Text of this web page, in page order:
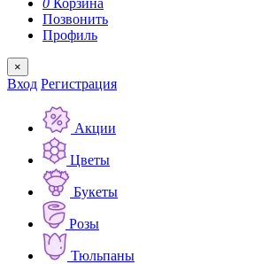
0 Корзина
Позвонить
Профиль
×
Вход Регистрация
Акции
Цветы
Букеты
Розы
Тюльпаны